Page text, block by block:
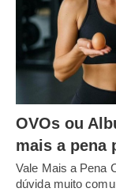
OVOs ou
mais a pena
Vale Mais a Pena
dúvida muito